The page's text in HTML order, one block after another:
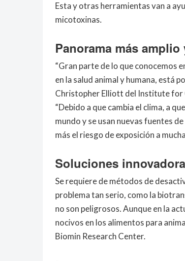
Esta y otras herramientas van a
micotoxinas.
Panorama más
“Gran parte de lo que conocemos
en la salud animal y humana, está
Christopher Elliott del Institute for
“Debido a que cambia el clima, a
mundo y se usan nuevas fuentes
más el riesgo de exposición a
Soluciones
Se requiere de métodos de
problema tan serio, como la
no son peligrosos. Aunque en la
nocivos en los alimentos para
Biomin Research Center.